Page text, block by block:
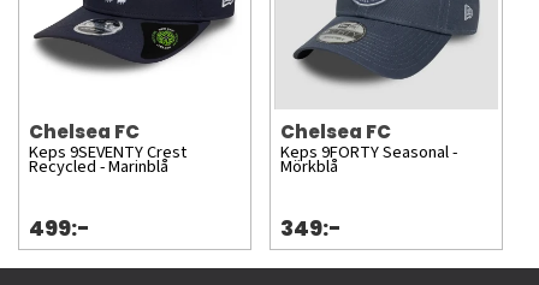
Chelsea FC
Keps 9SEVENTY Crest
Recycled - Marinblå
499:-
Chelsea FC
Keps 9FORTY Seasonal -
Mörkblå
349:-